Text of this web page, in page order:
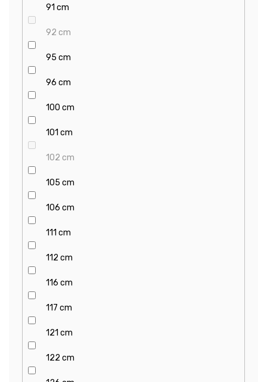
91 cm
92 cm
95 cm
96 cm
100 cm
101 cm
102 cm
105 cm
106 cm
111 cm
112 cm
116 cm
117 cm
121 cm
122 cm